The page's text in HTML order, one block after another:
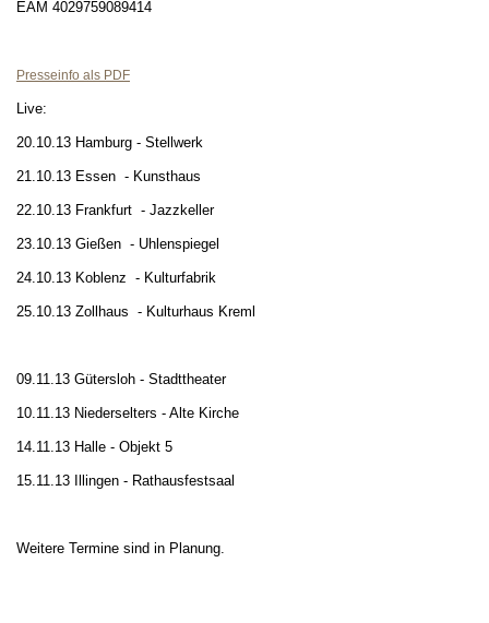
EAM 4029759089414
Presseinfo als PDF
Live:
20.10.13 Hamburg - Stellwerk
21.10.13 Essen - Kunsthaus
22.10.13 Frankfurt - Jazzkeller
23.10.13 Gießen - Uhlenspiegel
24.10.13 Koblenz - Kulturfabrik
25.10.13 Zollhaus - Kulturhaus Kreml
09.11.13 Gütersloh - Stadttheater
10.11.13 Niederselters - Alte Kirche
14.11.13 Halle - Objekt 5
15.11.13 Illingen - Rathausfestsaal
Weitere Termine sind in Planung.